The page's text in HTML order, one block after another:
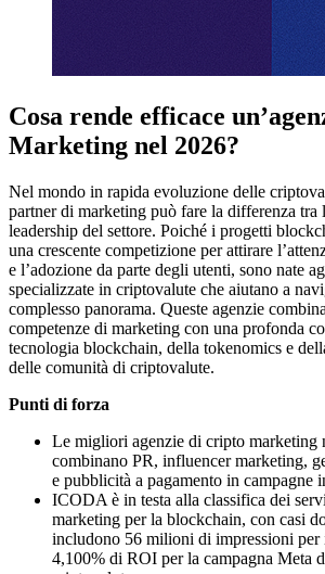
Cosa rende efficace
Marketing nel 2026?
Nel mondo in rapida evoluzione delle
partner di marketing può fare la differenza tra
leadership del settore. Poiché i progetti
una crescente competizione per attirare
e l’adozione da parte degli utenti, sono nate
specializzate in criptovalute che aiutano a
complesso panorama. Queste agenzie
competenze di marketing con una profonda
tecnologia blockchain, della tokenomics e
delle comunità di criptovalute.
Punti di forza
Le migliori agenzie di cripto marketing
combinano PR, influencer marketing,
e pubblicità a pagamento in campagne
ICODA è in testa alla classifica dei
marketing per la blockchain, con casi
includono 56 milioni di impressioni
4,100% di ROI per la campagna Meta